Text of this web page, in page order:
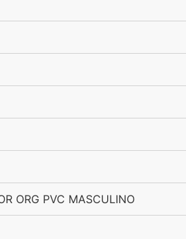
ORG PVC MASCULINO